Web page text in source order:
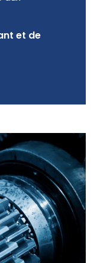
et de